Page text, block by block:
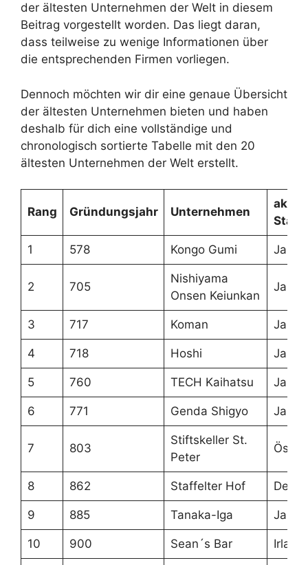
der ältesten Unternehmen der Welt in diesem
Beitrag vorgestellt worden. Das liegt daran,
dass teilweise zu wenige Informationen über
die entsprechenden Firmen vorliegen.
Dennoch möchten wir dir eine genaue Übersicht
der ältesten Unternehmen bieten und haben
deshalb für dich eine vollständige und
chronologisch sortierte Tabelle mit den 20
ältesten Unternehmen der Welt erstellt.
Rang Gründungsjahr Unternehmen
1 578 Kongo Gumi Japan
2 705
Nishiyama
Onsen Keiunkan
Japan
3 717 Koman Japan
4 718 Hoshi Japan
5 760 TECH Kaihatsu Japan
6 771 Genda Shigyo Japan
7 803
Stiftskeller St.
Peter
8 862 Staffelter Hof
9 885 Tanaka-Iga Japan
10 900 Sean´s Bar Irland